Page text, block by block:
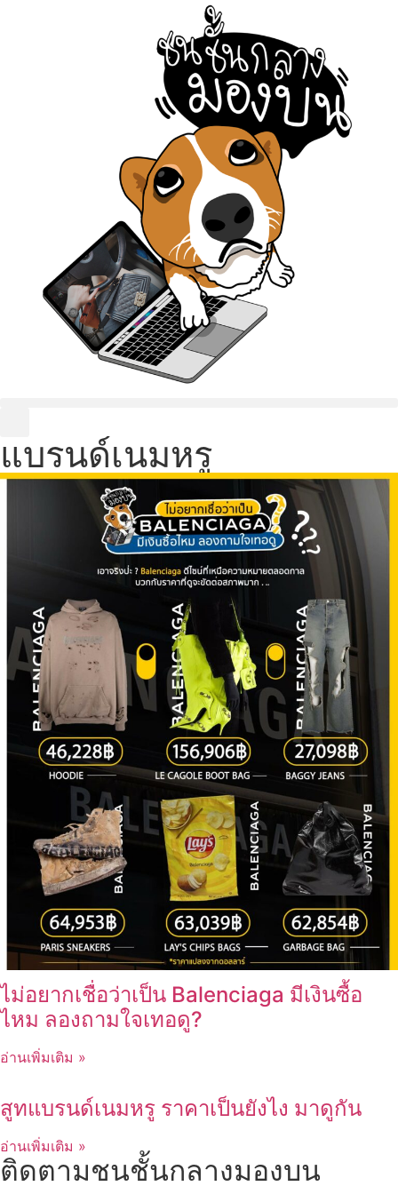
แบรนด์เนมหรู
ไม่อยากเชื่อว่าเป็น Balenciaga มีเงินซื้อ
ไหม ลองถามใจเทอดู?
อ่านเพิ่มเติม »
สูทแบรนด์เนมหรู ราคาเป็นยังไง มาดูกัน
อ่านเพิ่มเติม »
ติดตามชนชั้นกลางมองบน